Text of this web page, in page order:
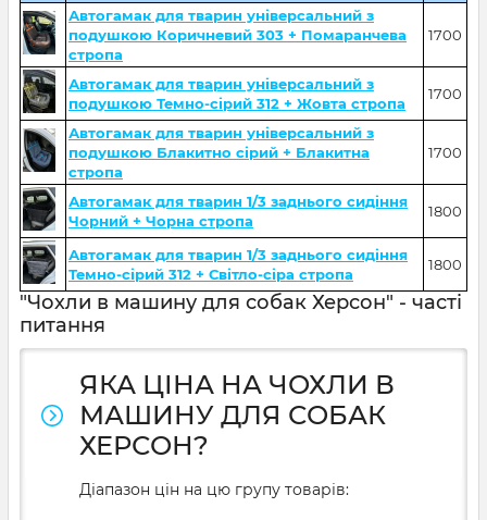
Автогамак для тварин універсальний з
подушкою Коричневий 303 + Помаранчева
стропа
1700
Автогамак для тварин універсальний з
подушкою Темно-сірий 312 + Жовта стропа
1700
Автогамак для тварин універсальний з
подушкою Блакитно сірий + Блакитна
стропа
1700
Автогамак для тварин 1/3 заднього сидіння
Чорний + Чорна стропа
1800
Автогамак для тварин 1/3 заднього сидіння
Темно-сірий 312 + Світло-сіра стропа
1800
"Чохли в машину для собак Херсон" - часті
питання
ЯКА ЦІНА НА ЧОХЛИ В
МАШИНУ ДЛЯ СОБАК
ХЕРСОН?
Діапазон цін на цю групу товарів: